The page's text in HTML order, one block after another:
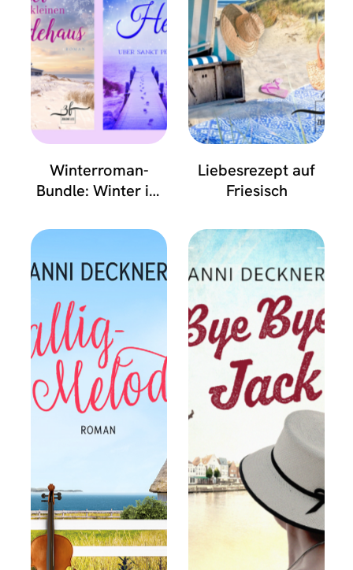
Winterroman-
Bundle: Winter im
Schneeflockenherz
Peter-Ording & In
Liebesrezept auf
Friesisch